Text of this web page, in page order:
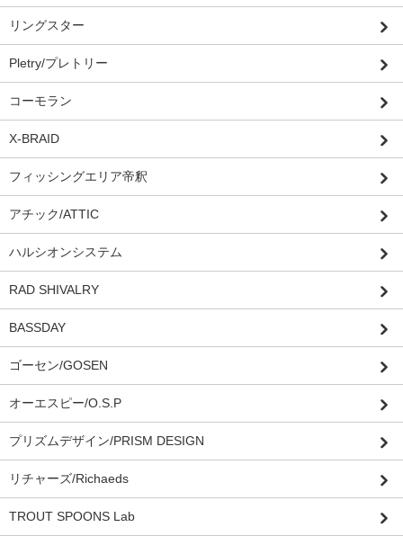
リングスター
Pletry/プレトリー
コーモラン
X-BRAID
フィッシングエリア帝釈
アチック/ATTIC
ハルシオンシステム
RAD SHIVALRY
BASSDAY
ゴーセン/GOSEN
オーエスピー/O.S.P
プリズムデザイン/PRISM DESIGN
リチャーズ/Richaeds
TROUT SPOONS Lab